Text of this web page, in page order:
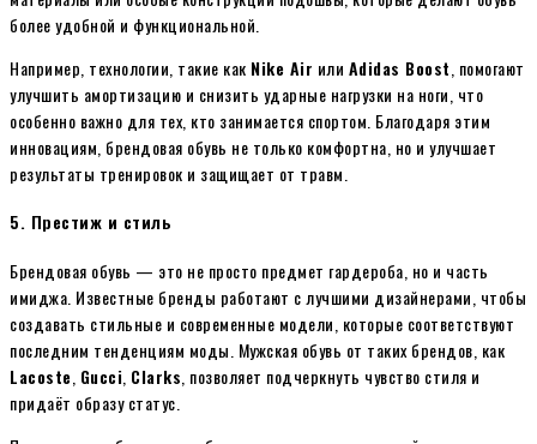
более удобной и функциональной.
Например, технологии, такие как Nike Air или Adidas Boost , помогают
улучшить амортизацию и снизить ударные нагрузки на ноги, что
особенно важно для тех, кто занимается спортом. Благодаря этим
инновациям, брендовая обувь не только комфортна, но и улучшает
результаты тренировок и защищает от травм.
5. Престиж и стиль
Брендовая обувь — это не просто предмет гардероба, но и часть
имиджа. Известные бренды работают с лучшими дизайнерами, чтобы
создавать стильные и современные модели, которые соответствуют
последним тенденциям моды. Мужская обувь от таких брендов, как
Lacoste Gucci Clarks , позволяет подчеркнуть чувство стиля и
придаёт образу статус.